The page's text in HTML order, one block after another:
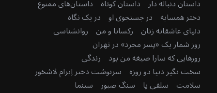
داستان دنباله دار داستان کوتاه داستان‌های ممنوع
دختر همسایه در جستجوی او در یک نگاه
دنیای عاشقانه زنان رکسانا و من روانشناسی
روز شمار یک «پسر مجرد» در تهران
روزهایی که سارا صیغه من بود زندگی
سخت نگیر دنیا دو روزه سرنوشت دختر اِبرام لاشخور
سلامت سلفی پا سنگ صبور سینما